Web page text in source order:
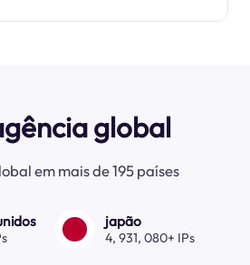
global
em mais de 195 países
japão
4, 931, 080+ IPs